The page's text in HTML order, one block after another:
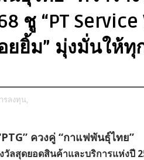
ชู “PT
ยยิ้ม” มุ่งมั่นให้
รลงทุน,
ควงคู่ “กาแฟพันธุ์ไทย”
วัลสุดยอดสินค้าและบริการแห่งปี